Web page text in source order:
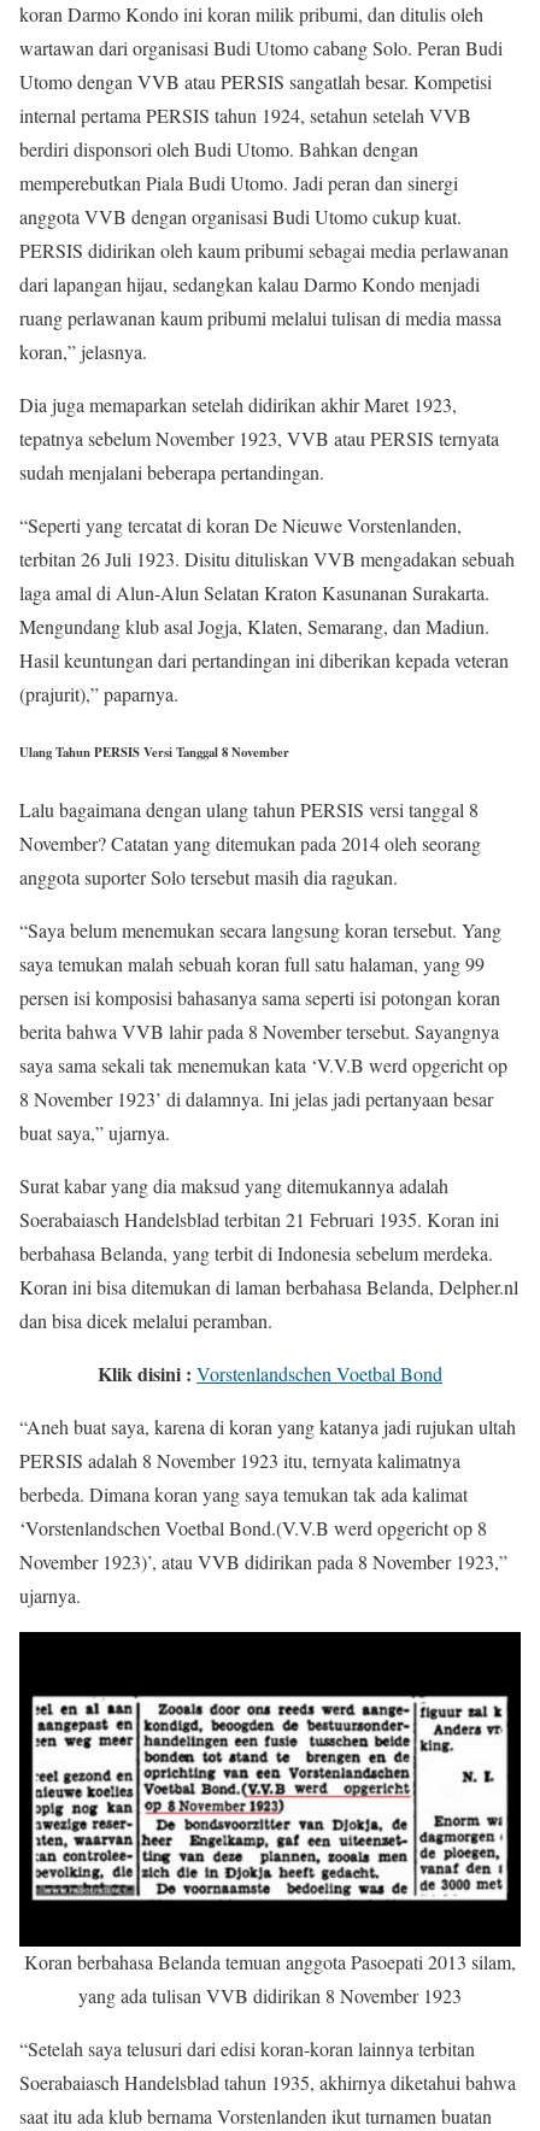
koran Darmo Kondo ini koran milik pribumi, dan ditulis oleh
wartawan dari organisasi Budi Utomo cabang Solo. Peran Budi
Utomo dengan VVB atau PERSIS sangatlah besar. Kompetisi
internal pertama PERSIS tahun 1924, setahun setelah VVB
berdiri disponsori oleh Budi Utomo. Bahkan dengan
memperebutkan Piala Budi Utomo. Jadi peran dan sinergi
anggota VVB dengan organisasi Budi Utomo cukup kuat.
PERSIS didirikan oleh kaum pribumi sebagai media perlawanan
dari lapangan hijau, sedangkan kalau Darmo Kondo menjadi
ruang perlawanan kaum pribumi melalui tulisan di media massa
koran,” jelasnya.
Dia juga memaparkan setelah didirikan akhir Maret 1923,
tepatnya sebelum November 1923, VVB atau PERSIS ternyata
sudah menjalani beberapa pertandingan.
“Seperti yang tercatat di koran De Nieuwe Vorstenlanden,
terbitan 26 Juli 1923. Disitu dituliskan VVB mengadakan sebuah
laga amal di Alun-Alun Selatan Kraton Kasunanan Surakarta.
Mengundang klub asal Jogja, Klaten, Semarang, dan Madiun.
Hasil keuntungan dari pertandingan ini diberikan kepada veteran
(prajurit),” paparnya.
Ulang Tahun PERSIS Versi Tanggal 8 November
Lalu bagaimana dengan ulang tahun PERSIS versi tanggal 8
November? Catatan yang ditemukan pada 2014 oleh seorang
anggota suporter Solo tersebut masih dia ragukan.
“Saya belum menemukan secara langsung koran tersebut. Yang
saya temukan malah sebuah koran full satu halaman, yang 99
persen isi komposisi bahasanya sama seperti isi potongan koran
berita bahwa VVB lahir pada 8 November tersebut. Sayangnya
saya sama sekali tak menemukan kata ‘V.V.B werd opgericht op
8 November 1923’ di dalamnya. Ini jelas jadi pertanyaan besar
buat saya,” ujarnya.
Surat kabar yang dia maksud yang ditemukannya adalah
Soerabaiasch Handelsblad terbitan 21 Februari 1935. Koran ini
berbahasa Belanda, yang terbit di Indonesia sebelum merdeka.
Koran ini bisa ditemukan di laman berbahasa Belanda, Delpher.nl
dan bisa dicek melalui peramban.
Klik disini : Vorstenlandschen Voetbal Bond
“Aneh buat saya, karena di koran yang katanya jadi rujukan ultah
PERSIS adalah 8 November 1923 itu, ternyata kalimatnya
berbeda. Dimana koran yang saya temukan tak ada kalimat
‘Vorstenlandschen Voetbal Bond.(V.V.B werd opgericht op 8
November 1923)’, atau VVB didirikan pada 8 November 1923,”
ujarnya.
Koran berbahasa Belanda temuan anggota Pasoepati 2013 silam,
yang ada tulisan VVB didirikan 8 November 1923
“Setelah saya telusuri dari edisi koran-koran lainnya terbitan
Soerabaiasch Handelsblad tahun 1935, akhirnya diketahui bahwa
saat itu ada klub bernama Vorstenlanden ikut turnamen buatan